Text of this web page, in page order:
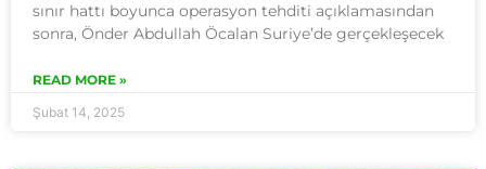
sınır hattı boyunca operasyon tehditi açıklamasından
sonra, Önder Abdullah Öcalan Suriye’de gerçekleşecek
READ MORE »
Şubat 14, 2025